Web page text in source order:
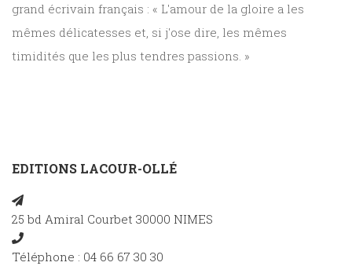
grand écrivain français : « L'amour de la gloire a les
mêmes délicatesses et, si j'ose dire, les mêmes
timidités que les plus tendres passions. »
EDITIONS LACOUR-OLLÉ
25 bd Amiral Courbet 30000 NIMES
Téléphone : 04 66 67 30 30